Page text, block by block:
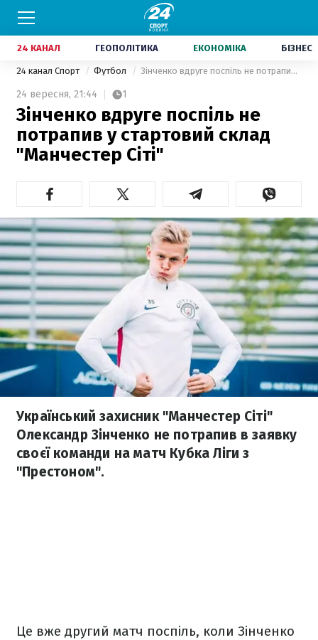
24 КАНАЛ ГЕОПОЛІТИКА ЕКОНОМІКА БІЗНЕС
24 канал Спорт Футбол Зінченко вдруге поспіль не потрапив у стартовий склад "Манчестер Сіті"
24 вересня, 21:44 1
Зінченко вдруге поспіль не
потрапив у стартовий склад
"Манчестер Сіті"
Український захисник "Манчестер Сіті"
Олександр Зінченко не потрапив в заявку
своєї команди на матч Кубка Ліги з
"Престоном".
Це вже другий матч поспіль, коли Зінченко